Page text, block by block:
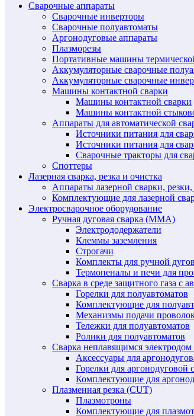
Сварочные аппараты
Сварочные инверторы
Сварочные полуавтоматы
Аргонодуговые аппараты
Плазморезы
Портативные машины
Аккумуляторные сварочные
Аккумуляторные сварочные
Машины контактной сварки
Машины контактной сварки
Машины контактной
Аппараты для автоматической
Источники питания для
Источники питания для
Сварочные тракторы для
Споттеры
Лазерная сварка, резка и очистка
Аппараты лазерной сварки,
Комплектующие для лазерной
Электросварочное оборудование
Ручная дуговая сварка (MMA)
Электрододержатели
Клеммы заземления
Строгачи
Комплекты для ручной
Термопеналы и печи для
Сварка в среде защитного газа с
Горелки для полуавтоматов
Комплектующие для
Механизмы подачи
Тележки для полуавтоматов
Ролики для полуавтоматов
Сварка неплавящимся
Аксессуары для
Горелки для аргонодуговой
Комплектующие для
Плазменная резка (CUT)
Плазмотроны
Комплектующие для